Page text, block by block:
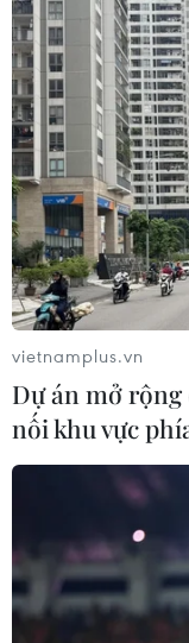
vào tình trạng
17/05/2018 04:17
Một nữ bệnh
thuốc Hilan kit và
tay co quắp, tím
rạc, nguy cơ tử
vietnamplus.vn
Dự án mở rộng
nối khu vực